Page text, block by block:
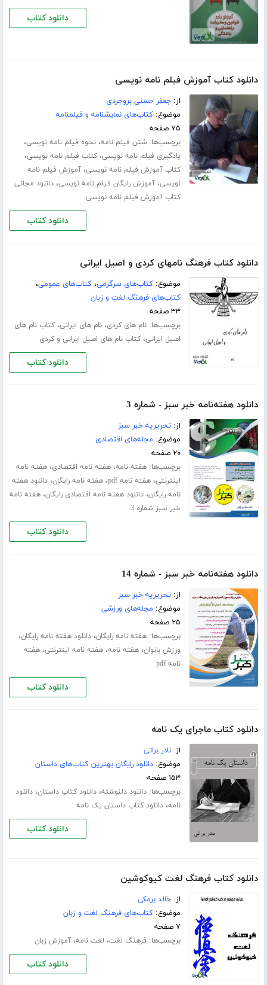
دانلود کتاب
دانلود کتاب آموزش فیلم نامه نویسی
از:جعفر حسنی بروجردی
موضوع:کتاب‌های نمایشنامه و فیلمنامه
۷۵ صفحه
برچسب‌ها:شتن فیلم نامه،نحوه فیلم نامه نویسی،
یادگیری فیلم نامه نویسی،کتاب فیلم نامه نویسی،
کتاب آموزش فیلم نامه نویسی،آموزش فیلم نامه
نویسی،آموزش رایگان فیلم نامه نویسی،دانلود مجانی
کتاب آموزش فیلم نامه نویسی
دانلود کتاب
دانلود کتاب فرهنگ نامهای کردی و اصیل ایرانی
موضوع:کتاب‌های سرگرمی،کتاب‌های عمومی،
کتاب‌های فرهنگ لغت و زبان
۳۳ صفحه
برچسب‌ها:نام های کردی،نام های ایرانی،کتاب نام های
اصیل ایرانی،کتاب نام های اصیل ایرانی و کردی
دانلود کتاب
دانلود هفته‌نامه خبر سبز - شماره 3
از:تحریریه خبر سبز
موضوع: مجله‌های اقتصادی
۲۰ صفحه
برچسب‌ها:هفته نامه،هفته نامه اقتصادی،هفته نامه
اینترنتی،هفته نامه pdf ،هفته نامه رایگان،دانلود هفته
نامه رایگان،دانلود هفته نامه اقتصادی رایگان،هفته نامه
خبر سبز شماره 3
دانلود کتاب
دانلود هفته‌نامه خبر سبز - شماره 14
از:تحریریه خبر سبز
موضوع: مجله‌های ورزشی
۲۵ صفحه
برچسب‌ها:هفته نامه رایگان،دانلود هفته نامه رایگان،
ورزش بانوان،هفته نامه،هفته نامه اینترنتی،هفته
نامه pdf
دانلود کتاب
دانلود کتاب ماجرای یک نامه
از:نادر براتی
موضوع:دانلود رایگان بهترین کتاب‌های داستان
۱۵۳ صفحه
برچسب‌ها:دانلود دلنوشته،دانلود کتاب داستان،دانلود
نامه،دانلود کتاب داستان یک نامه
دانلود کتاب
دانلود کتاب فرهنگ لغت کیوکوشین
از:خالد برمکی
موضوع:کتاب‌های فرهنگ لغت و زبان
۷ صفحه
برچسب‌ها: فرهنگ لغت، لغت نامه،آموزش زبان
دانلود کتاب